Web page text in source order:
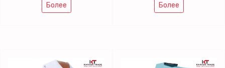
Более Более